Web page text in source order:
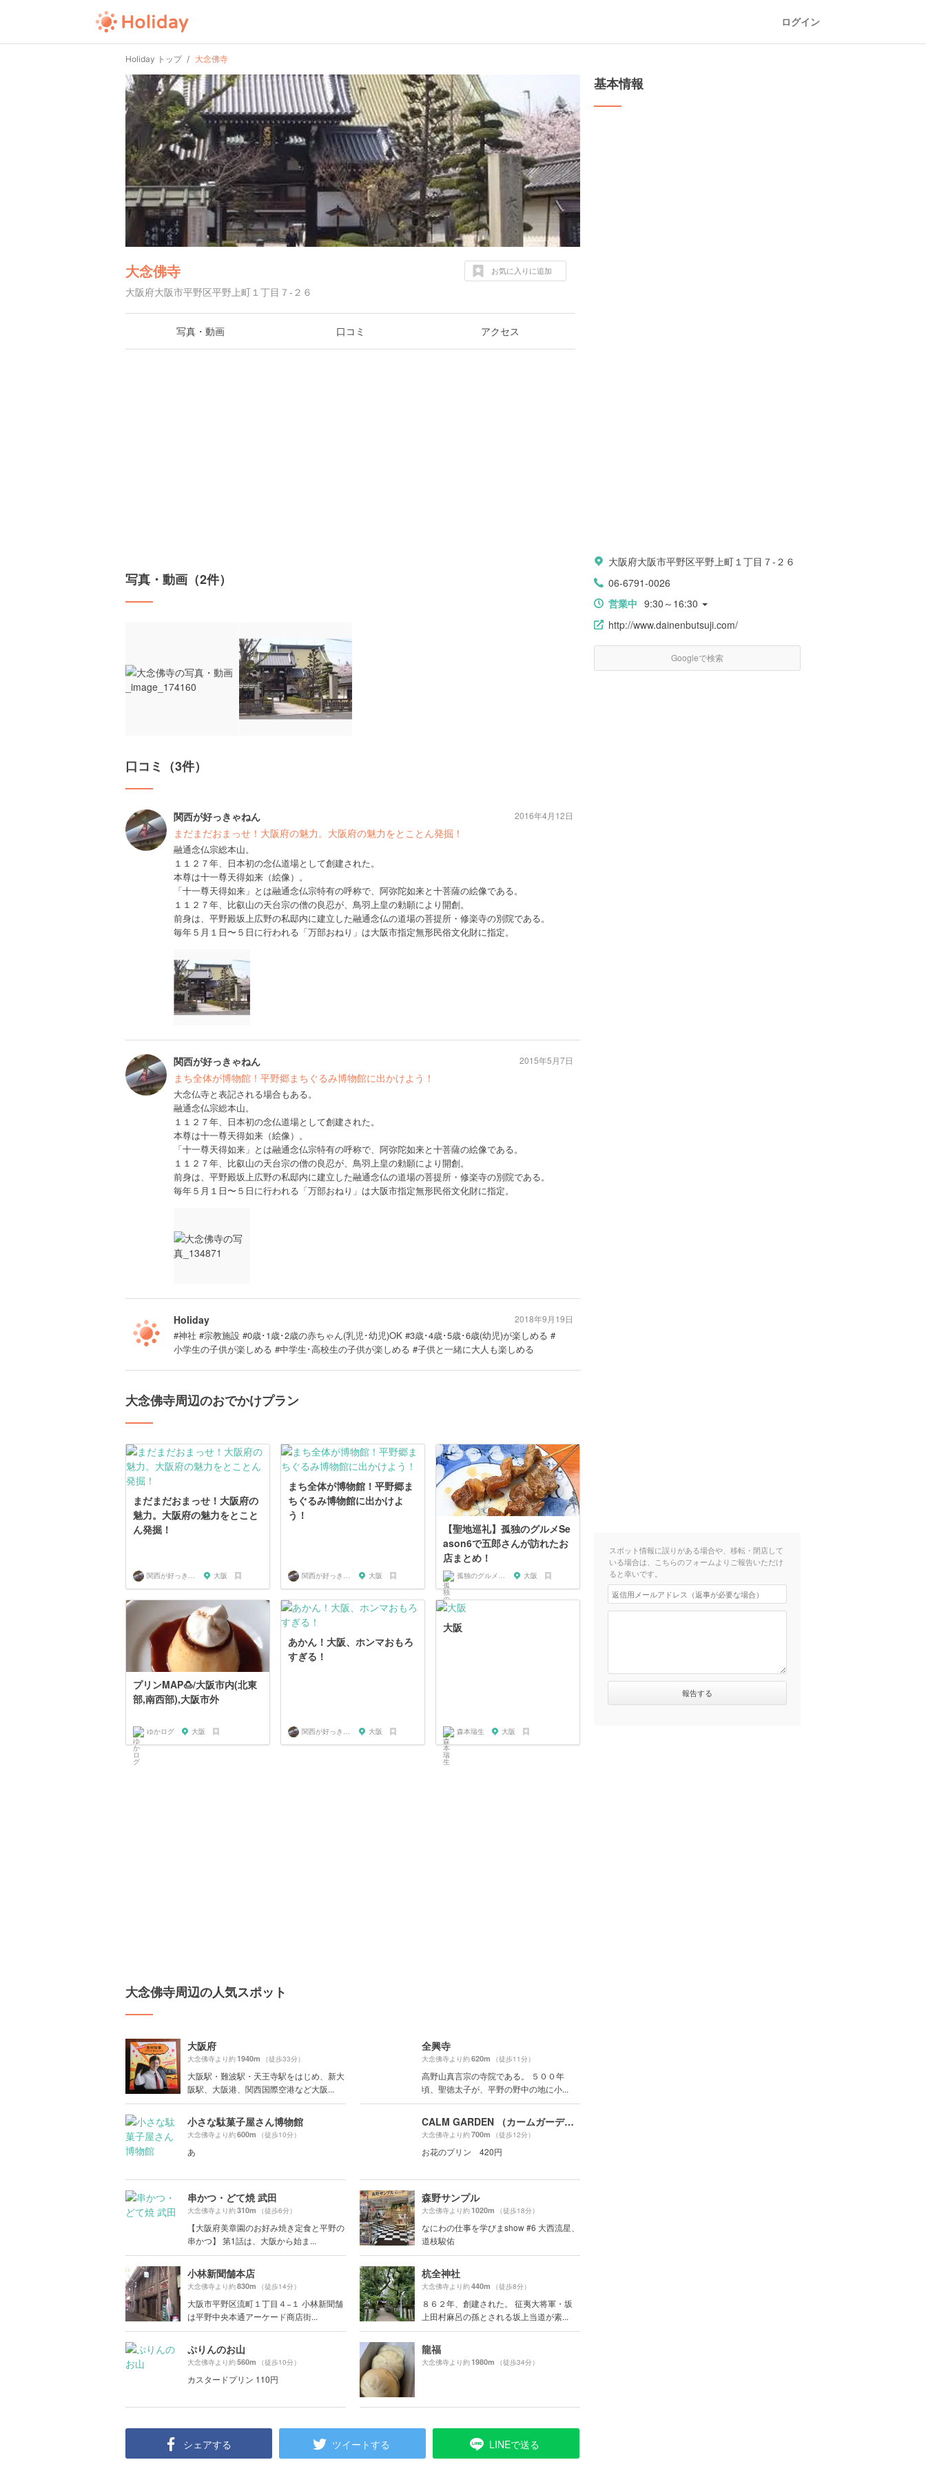
ログイン
Holiday トップ 大念佛寺
大念佛寺
大阪府大阪市平野区平野上町１丁目７-２６
お気に入りに追加
写真・動画 口コミ アクセス
写真・動画（2件）
口コミ（3件）
関西が好っきゃねん
まだまだおまっせ！大阪府の魅力。大阪府の魅力をとことん発掘！
融通念仏宗総本山。
１１２７年、日本初の念仏道場として創建された。
本尊は十一尊天得如来（絵像）。
「十一尊天得如来」とは融通念仏宗特有の呼称で、阿弥陀如来と十菩薩の絵像である。
１１２７年、比叡山の天台宗の僧の良忍が、鳥羽上皇の勅願により開創。
前身は、平野殿坂上広野の私邸内に建立した融通念仏の道場の菩提所・修楽寺の別院である。
毎年５月１日〜５日に行われる「万部おねり」は大阪市指定無形民俗文化財に指定。
2016年4月12日
関西が好っきゃねん
まち全体が博物館！平野郷まちぐるみ博物館に出かけよう！
大念仏寺と表記される場合もある。
融通念仏宗総本山。
１１２７年、日本初の念仏道場として創建された。
本尊は十一尊天得如来（絵像）。
「十一尊天得如来」とは融通念仏宗特有の呼称で、阿弥陀如来と十菩薩の絵像である。
１１２７年、比叡山の天台宗の僧の良忍が、鳥羽上皇の勅願により開創。
前身は、平野殿坂上広野の私邸内に建立した融通念仏の道場の菩提所・修楽寺の別院である。
毎年５月１日〜５日に行われる「万部おねり」は大阪市指定無形民俗文化財に指定。
2015年5月7日
Holiday
#神社 #宗教施設 #0歳･1歳･2歳の赤ちゃん(乳児･幼児)OK #3歳･4歳･5歳･6歳(幼児)が楽しめる #
小学生の子供が楽しめる #中学生･高校生の子供が楽しめる #子供と一緒に大人も楽しめる
2018年9月19日
大念佛寺周辺のおでかけプラン
まだまだおまっせ！大阪府の
魅力。大阪府の魅力をとこと
ん発掘！
関西が好っきゃねん 大阪
まち全体が博物館！平野郷ま
ちぐるみ博物館に出かけよ
う！
関西が好っきゃねん 大阪
【聖地巡礼】孤独のグルメSe
ason6で五郎さんが訪れたお
店まとめ！
孤独のグルメ大好き芸人 大阪
プリンMAP🍮/大阪市内(北東
部,南西部),大阪市外
ゆかログ 大阪
あかん！大阪、ホンマおもろ
すぎる！
関西が好っきゃねん 大阪
大阪
森本瑞生 大阪
大念佛寺周辺の人気スポット
大阪府
大念佛寺より約1940m （徒歩33分）
大阪駅・難波駅・天王寺駅をはじめ、新大
阪駅、大阪港、関西国際空港など大阪...
全興寺
大念佛寺より約620m （徒歩11分）
高野山真言宗の寺院である。 ５００年
頃、聖徳太子が、平野の野中の地に小...
小さな駄菓子屋さん博物館
大念佛寺より約600m （徒歩10分）
あ
CALM GARDEN （カームガーデン）
大念佛寺より約700m （徒歩12分）
お花のプリン 420円
串かつ・どて焼 武田
大念佛寺より約310m （徒歩6分）
【大阪府美章園のお好み焼き定食と平野の
串かつ】 第1話は、大阪から始ま...
森野サンプル
大念佛寺より約1020m （徒歩18分）
なにわの仕事を学びまshow #6 大西流星、
道枝駿佑
小林新聞舗本店
大念佛寺より約830m （徒歩14分）
大阪市平野区流町１丁目４−１ 小林新聞舗
は平野中央本通アーケード商店街...
杭全神社
大念佛寺より約440m （徒歩8分）
８６２年、創建された。 征夷大将軍・坂
上田村麻呂の孫とされる坂上当道が素...
ぷりんのお山
大念佛寺より約560m （徒歩10分）
カスタードプリン 110円
龍福
大念佛寺より約1980m （徒歩34分）
シェアする ツイートする LINEで送る
基本情報
大阪府大阪市平野区平野上町１丁目７-２６
06-6791-0026
営業中 9:30～16:30
http://www.dainenbutsuji.com/
Googleで検索
スポット情報に誤りがある場合や、移転・閉店して
いる場合は、こちらのフォームよりご報告いただけ
ると幸いです。